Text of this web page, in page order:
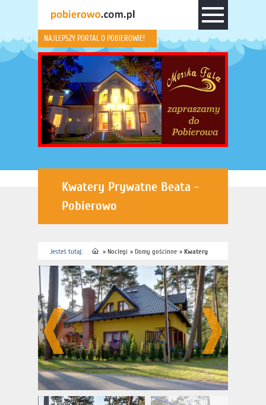
NAJLEPSZY PORTAL O POBIEROWIE!
Kwatery Prywatne Beata -
Pobierowo
Jesteś tutaj: » Noclegi » Domy gościnne » Kwatery
Prywatne Beata